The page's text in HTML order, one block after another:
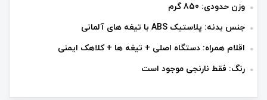
وزن حدودی: 850 گرم
جنس بدنه: پلاستیک ABS با تیغه های آلمانی
اقلام همراه: دستگاه اصلی + تیغه ها + کلاهک ایمنی
رنگ: فقط نارنجی موجود است